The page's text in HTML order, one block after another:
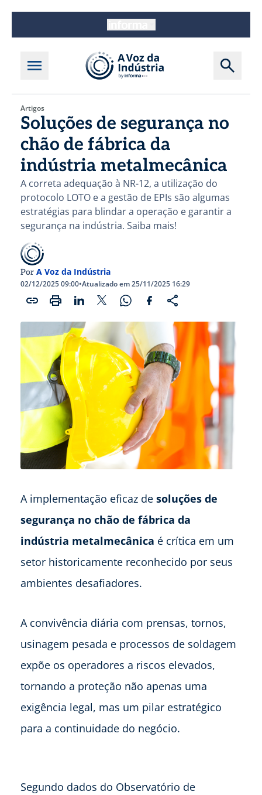
Artigos
Soluções de segurança no
chão de fábrica da
indústria metalmecânica
A correta adequação à NR-12, a utilização do
protocolo LOTO e a gestão de EPIs são algumas
estratégias para blindar a operação e garantir a
segurança na indústria. Saiba mais!
Por A Voz da Indústria
02/12/2025 09:00•Atualizado em 25/11/2025 16:29
A implementação eficaz de soluções de
segurança no chão de fábrica da
indústria metalmecânica é crítica em um
setor historicamente reconhecido por seus
ambientes desafiadores.
A convivência diária com prensas, tornos,
usinagem pesada e processos de soldagem
expõe os operadores a riscos elevados,
tornando a proteção não apenas uma
exigência legal, mas um pilar estratégico
para a continuidade do negócio.
Segundo dados do Observatório de